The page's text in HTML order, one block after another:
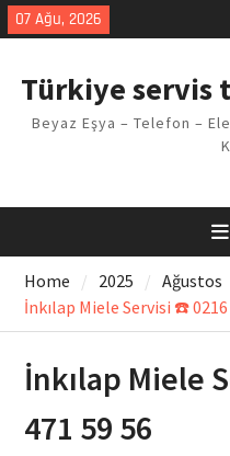
Skip
to
07 Ağu, 2026
Türkiye servis
Beyaz Eşya – Telefon –
Home 2025
Ağustos
İnkılap Miele Servisi ☎️ 0216
İnkılap Miele
471 59 56